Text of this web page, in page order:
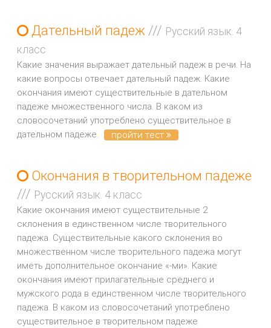
Дательный падеж /// Русский язык. 4
класс
Какие значения выражает дательный падеж в речи. На
какие вопросы отвечает дательный падеж. Какие
окончания имеют существительные в дательном
падеже множественного числа. В каком из
словосочетаний употреблено существительное в
дательном падеже.
пройти тест
Окончания в творительном падеже
/// Русский язык. 4 класс
Какие окончания имеют существительные 2
склонения в единственном числе творительного
падежа. Существительные какого склонения во
множественном числе творительного падежа могут
иметь дополнительное окончание «-ми». Какие
окончания имеют прилагательные среднего и
мужского рода в единственном числе творительного
падежа. В каком из словосочетаний употреблено
существительное в творительном падеже